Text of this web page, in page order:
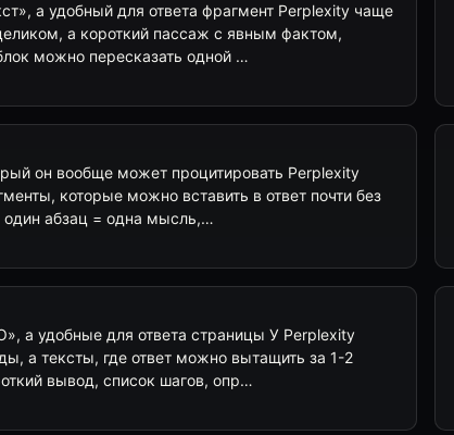
а удобный для ответа фрагмент Perplexity чаще
а короткий пассаж с явным фактом,
можно пересказать одной …
он вообще может процитировать Perplexity
которые можно вставить в ответ почти без
один абзац = одна мысль,…
а удобные для ответа страницы У Perplexity
а тексты, где ответ можно вытащить за 1-2
вывод, список шагов, опр…